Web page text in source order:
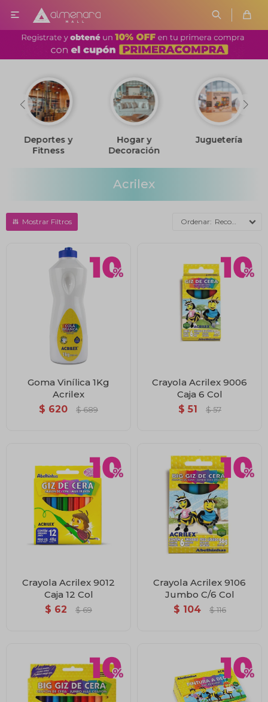

Deportes y
Fitness
Hogar y
Decoración
Juguetería
Acrilex
Recomendados
Goma Vinílica 1Kg
Acrilex
$ 620 $ 689
Crayola Acrilex 9006
Caja 6 Col
$ 51 $ 57
Crayola Acrilex 9012
Caja 12 Col
$ 62 $ 69
Crayola Acrilex 9106
Jumbo C/6 Col
$ 104 $ 116